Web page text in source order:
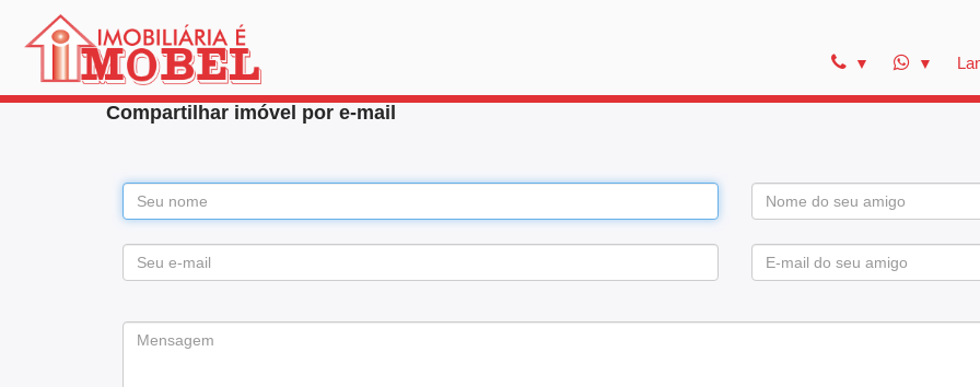
Compartilhar imóvel por e-mail